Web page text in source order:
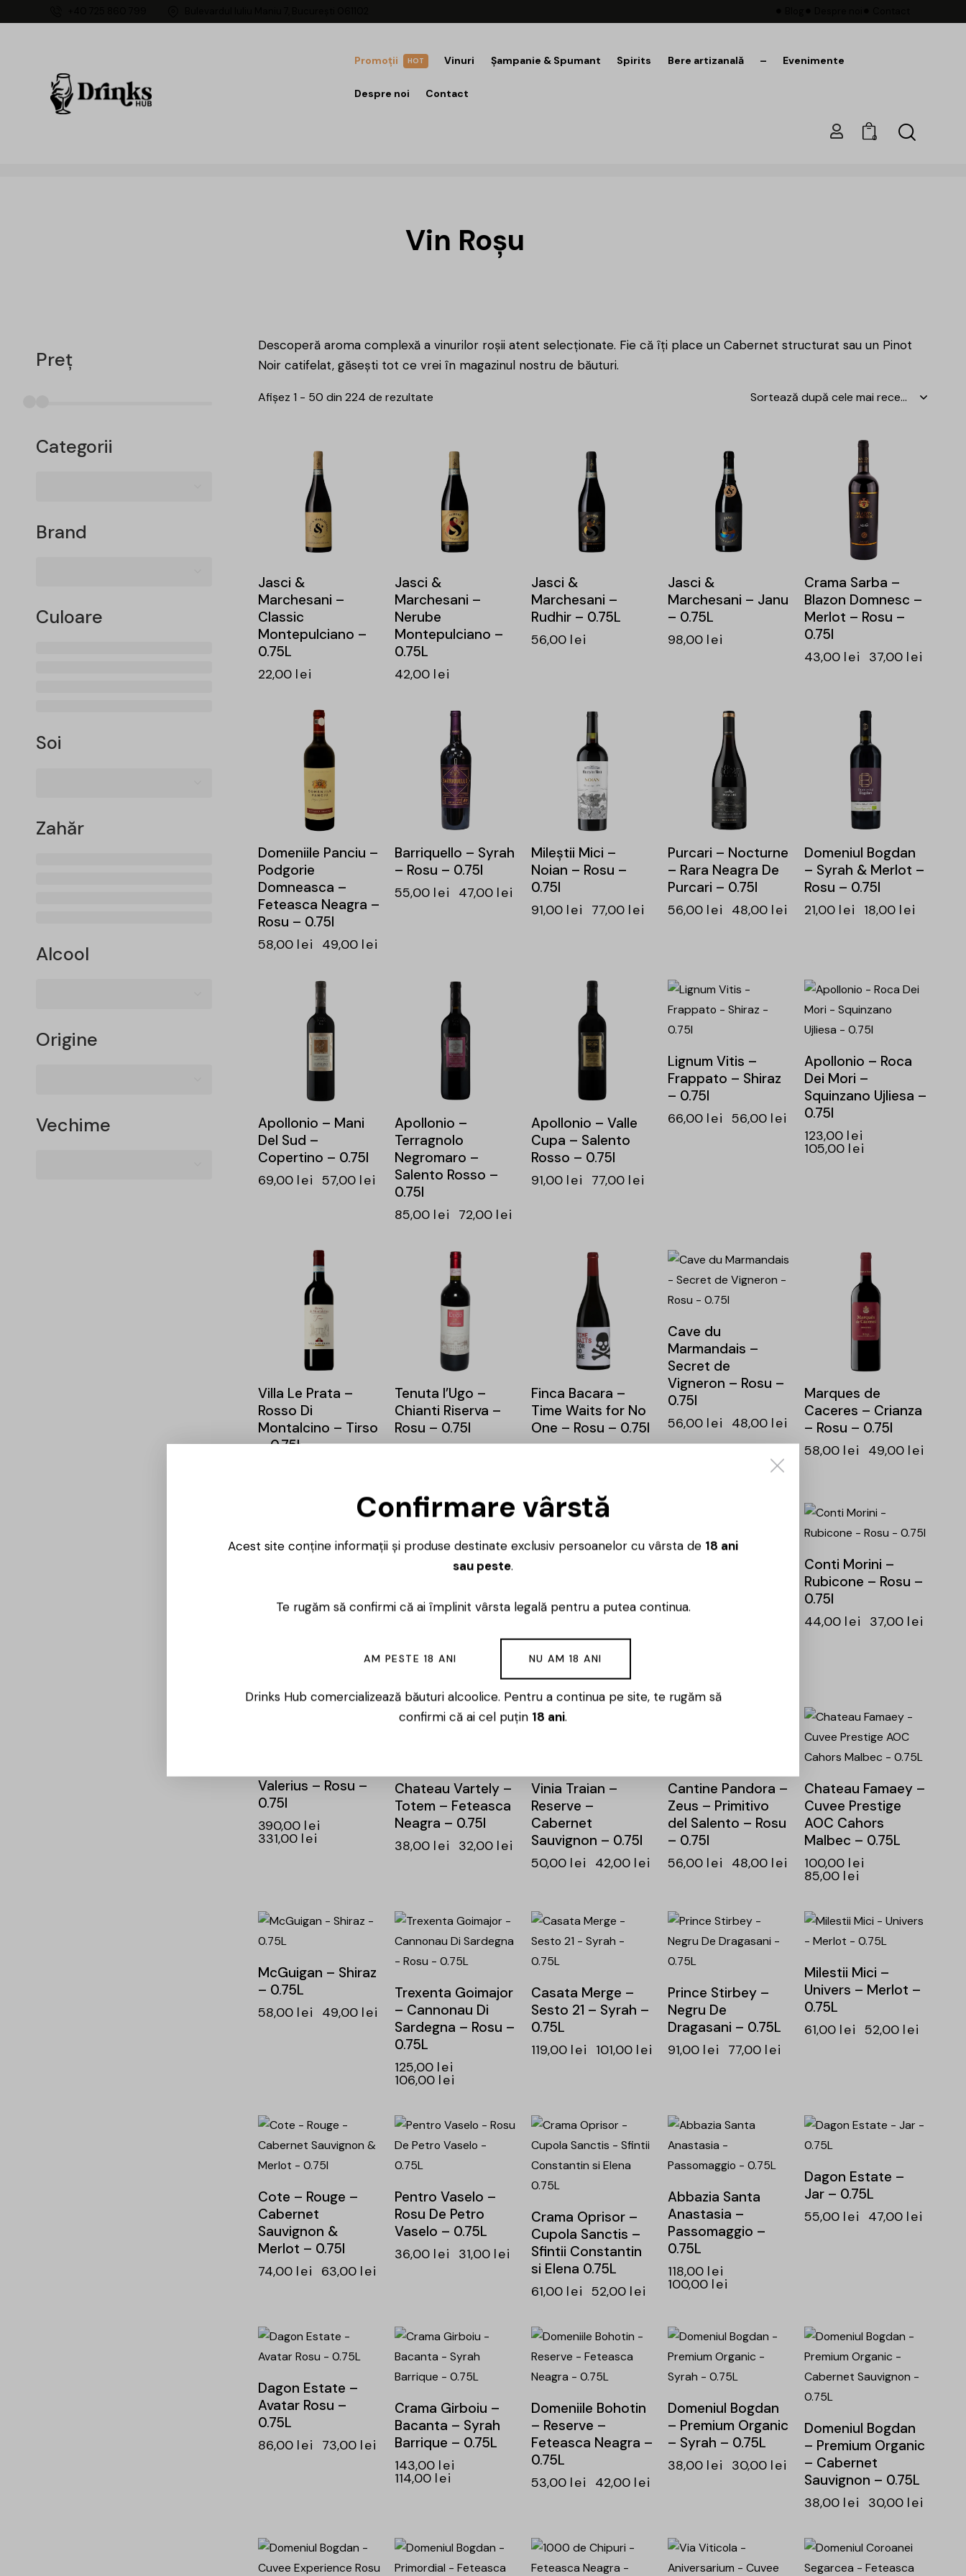
HOT
Promoții Vinuri Șampanie & Spumant Spirits Bere artizanală – Evenimente
Despre noi Contact
0
Vin Roșu
Descoperă aroma complexă a vinurilor roșii atent selecționate. Fie că îți place un Cabernet structurat sau un Pinot
Noir catifelat, găsești tot ce vrei în magazinul nostru de băuturi.
Afișez 1 - 50 din 224 de rezultate
Jasci &
Marchesani –
Classic
Montepulciano –
0.75L
22,00 lei
Jasci &
Marchesani –
Nerube
Montepulciano –
0.75L
42,00 lei
Jasci &
Marchesani –
Rudhir – 0.75L
56,00 lei
Jasci &
Marchesani – Janu
– 0.75L
98,00 lei
Crama Sarba –
Blazon Domnesc –
Merlot – Rosu –
0.75l
43,00 lei 37,00 lei
Domeniile Panciu –
Podgorie
Domneasca –
Feteasca Neagra –
Rosu – 0.75l
58,00 lei 49,00 lei
Barriquello – Syrah
– Rosu – 0.75l
55,00 lei 47,00 lei
Mileştii Mici –
Noian – Rosu –
0.75l
91,00 lei 77,00 lei
Purcari – Nocturne
– Rara Neagra De
Purcari – 0.75l
56,00 lei 48,00 lei
Domeniul Bogdan
– Syrah & Merlot –
Rosu – 0.75l
21,00 lei 18,00 lei
Apollonio – Mani
Del Sud –
Copertino – 0.75l
69,00 lei 57,00 lei
Apollonio –
Terragnolo
Negromaro –
Salento Rosso –
0.75l
85,00 lei 72,00 lei
Apollonio – Valle
Cupa – Salento
Rosso – 0.75l
91,00 lei 77,00 lei
Lignum Vitis –
Frappato – Shiraz
– 0.75l
66,00 lei 56,00 lei
Apollonio – Roca
Dei Mori –
Squinzano Ujliesa –
0.75l
123,00 lei
105,00 lei
Villa Le Prata –
Rosso Di
Montalcino – Tirso
– 0.75l
Tenuta l’Ugo –
Chianti Riserva –
Rosu – 0.75l
Finca Bacara –
Time Waits for No
One – Rosu – 0.75l
Cave du
Marmandais –
Secret de
Vigneron – Rosu –
0.75l
56,00 lei 48,00 lei
Marques de
Caceres – Crianza
– Rosu – 0.75l
58,00 lei 49,00 lei
Marmandais – Nos
Cinq Sens – Rosu
lei
Cote des Roses –
Pinot Noir – 0.75L
lei
Cabernet
Sauvignon – Rosu
– 0.75l
154,00lei
67,00
Conti Morini –
Rubicone – Rosu –
0.75l
44,00 lei 37,00 lei
Valerius – Rosu –
0.75l
390,00 lei
331,00 lei
Chateau Vartely –
Totem – Feteasca
Neagra – 0.75l
38,00 lei 32,00 lei
Vinia Traian –
Reserve –
Cabernet
Sauvignon – 0.75l
50,00 lei 42,00 lei
Cantine Pandora –
Zeus – Primitivo
del Salento – Rosu
– 0.75l
56,00 lei 48,00 lei
Chateau Famaey –
Cuvee Prestige
AOC Cahors
Malbec – 0.75L
100,00 lei
85,00 lei
McGuigan – Shiraz
– 0.75L
58,00 lei 49,00 lei
Trexenta Goimajor
– Cannonau Di
Sardegna – Rosu –
0.75L
125,00 lei
106,00 lei
Casata Merge –
Sesto 21 – Syrah –
0.75L
119,00 lei 101,00 lei
Prince Stirbey –
Negru De
Dragasani – 0.75L
91,00 lei 77,00 lei
Milestii Mici –
Univers – Merlot –
0.75L
61,00 lei 52,00 lei
Cote – Rouge –
Cabernet
Sauvignon &
Merlot – 0.75l
74,00 lei 63,00 lei
Pentro Vaselo –
Rosu De Petro
Vaselo – 0.75L
36,00 lei 31,00 lei
Crama Oprisor –
Cupola Sanctis –
Sfintii Constantin
si Elena 0.75L
61,00 lei 52,00 lei
Abbazia Santa
Anastasia –
Passomaggio –
0.75L
118,00 lei
100,00 lei
Dagon Estate –
Jar – 0.75L
55,00 lei 47,00 lei
Dagon Estate –
Avatar Rosu –
0.75L
86,00 lei 73,00 lei
Crama Girboiu –
Bacanta – Syrah
Barrique – 0.75L
143,00 lei
114,00 lei
Domeniile Bohotin
– Reserve –
Feteasca Neagra –
0.75L
53,00 lei 42,00 lei
Domeniul Bogdan
– Premium Organic
– Syrah – 0.75L
38,00 lei 30,00 lei
Domeniul Bogdan
– Premium Organic
– Cabernet
Sauvignon – 0.75L
38,00 lei 30,00 lei
Preț
Categorii
Brand
Culoare
Soi
Zahăr
Alcool
Origine
Vechime
Confirmare vârstă
Acest site conține informații și produse destinate exclusiv persoanelor cu vârsta de 18 ani
sau peste.
Te rugăm să confirmi că ai împlinit vârsta legală pentru a putea continua.
AM PESTE 18 ANI NU AM 18 ANI
Drinks Hub comercializează băuturi alcoolice. Pentru a continua pe site, te rugăm să
confirmi că ai cel puțin 18 ani.